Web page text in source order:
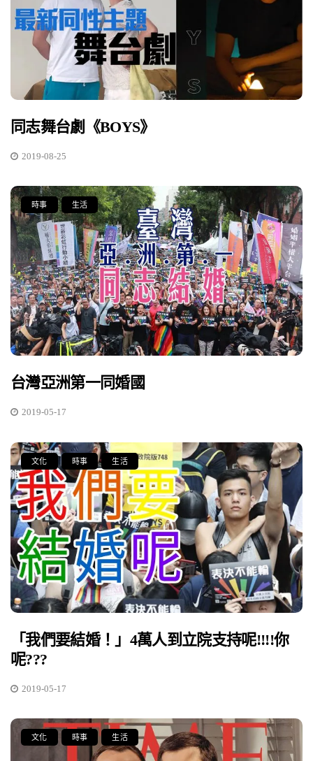
同志舞台劇《BOYS》
2019-08-25
時事 生活
台灣亞洲第一同婚國
2019-05-17
文化 時事 生活
「我們要結婚！」4萬人到立院支持呢!!!!你
呢???
2019-05-17
文化 時事 生活